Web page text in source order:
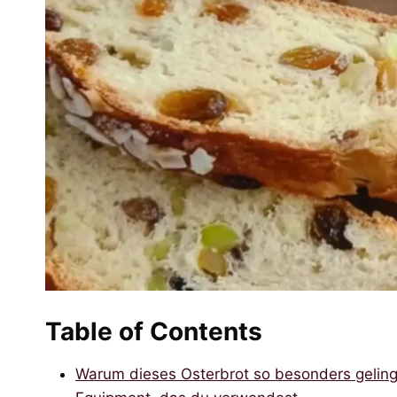
Table of Contents
Warum dieses Osterbrot so besonders